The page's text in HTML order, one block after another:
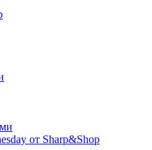
от Sharp&Shop